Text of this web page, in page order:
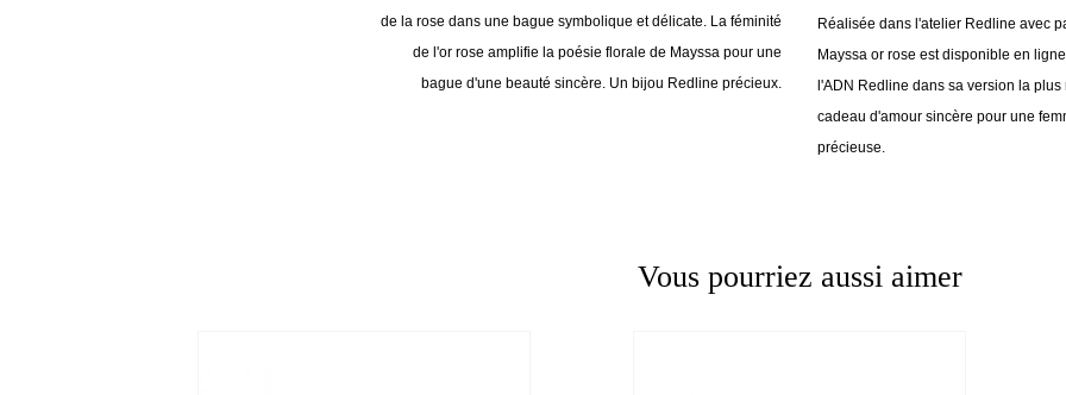
de la rose dans une bague symbolique et délicate. La féminité
de l'or rose amplifie la poésie florale de Mayssa pour une
bague d'une beauté sincère. Un bijou Redline précieux.
Réalisée dans l'atelier Redline avec
Mayssa or rose est disponible en
l'ADN Redline dans sa version la
cadeau d'amour sincère pour une
précieuse.
Vous pourriez aussi aimer